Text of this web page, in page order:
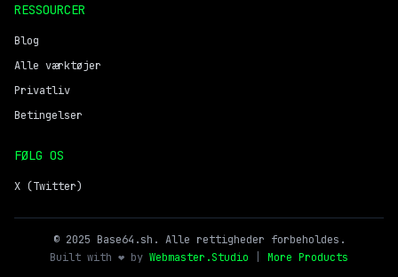
RESSOURCER
Blog
Alle værktøjer
Privatliv
Betingelser
FØLG OS
X (Twitter)
© 2025 Base64.sh. Alle rettigheder forbeholdes.
Built with ❤️ by Webmaster.Studio More Products